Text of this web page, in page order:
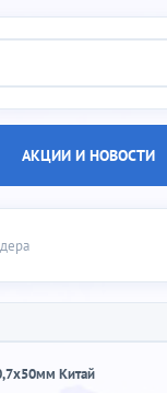
АКЦИИ И НОВОСТИ
Китай